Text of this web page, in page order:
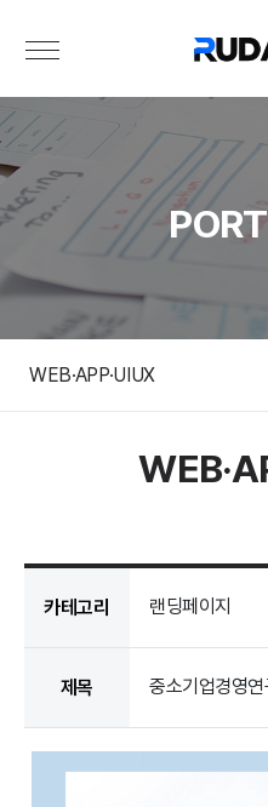
WEB·APP·UIUX
카테고리 랜딩페이지
제목 중소기업경영